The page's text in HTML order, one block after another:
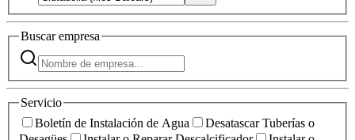
Buscarempresa
Servicio
Boletín de Instalación de Agua
Desatascar Tuberías o